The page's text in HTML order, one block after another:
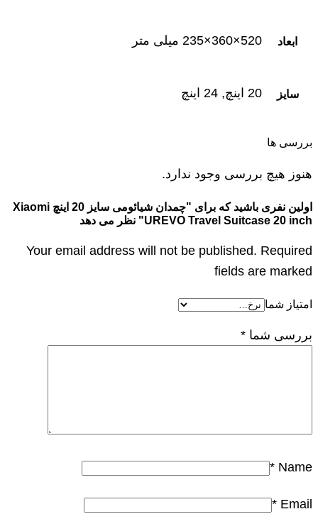
ابعاد 520×360×235 میلی متر
سایز 20 اینچ, 24 اینچ
بررسی ها
هنوز هیچ بررسی وجود ندارد.
اولین نفری باشید که برای "چمدان شیائومی سایز 20 اینچ Xiaomi
UREVO Travel Suitcase 20 inch" نظر می دهد
Your email address will not be published. Required
fields are marked
امتیاز شما
بررسی شما *
Name
*
Email
*